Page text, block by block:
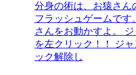
分身の術は、お猿さん
フラッシュゲームです
さんをお動かすよ。
を左クリック！！ ジ
ック解除し